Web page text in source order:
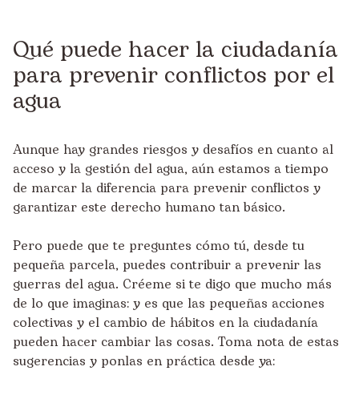
Qué puede hacer la ciudadanía
para prevenir conflictos por el
agua
Aunque hay grandes riesgos y desafíos en cuanto al
acceso y la gestión del agua, aún estamos a tiempo
de marcar la diferencia para prevenir conflictos y
garantizar este derecho humano tan básico.
Pero puede que te preguntes cómo tú, desde tu
pequeña parcela, puedes contribuir a prevenir las
guerras del agua. Créeme si te digo que mucho más
de lo que imaginas: y es que las pequeñas acciones
colectivas y el cambio de hábitos en la ciudadanía
pueden hacer cambiar las cosas. Toma nota de estas
sugerencias y ponlas en práctica desde ya: